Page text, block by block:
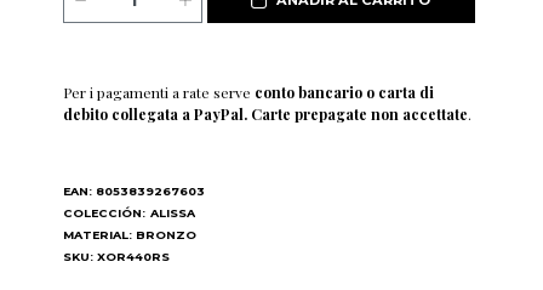
Per i pagamenti a rate serve conto bancario o carta di
debito collegata a PayPal. Carte prepagate non accettate.
EAN: 8053839267603
COLECCIÓN: ALISSA
MATERIAL: BRONZO
SKU: XOR440RS